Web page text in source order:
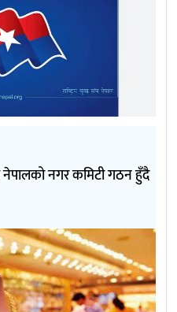
नेपालको नगर कमिटी गठन हुँदै